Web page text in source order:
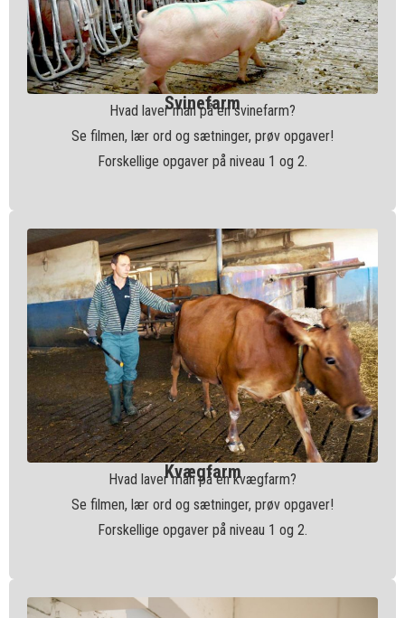
Svinefarm
Hvad laver man på en svinefarm?
Se filmen, lær ord og sætninger, prøv opgaver!
Forskellige opgaver på niveau 1 og 2.
Kvægfarm
Hvad laver man på en kvægfarm?
Se filmen, lær ord og sætninger, prøv opgaver!
Forskellige opgaver på niveau 1 og 2.